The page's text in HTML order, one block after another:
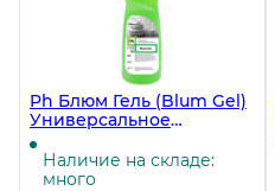
Ph Блюм Гель (Blum Gel)
Универсальное
обезжиривающее
средство, 1 литро ЧЗ
Наличие на складе:
много